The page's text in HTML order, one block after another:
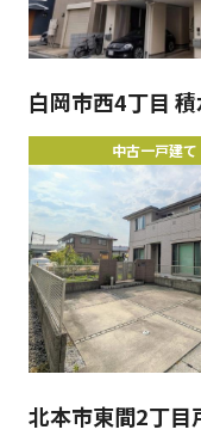
白岡市西4丁目
中古一戸建て
北本市東間2丁